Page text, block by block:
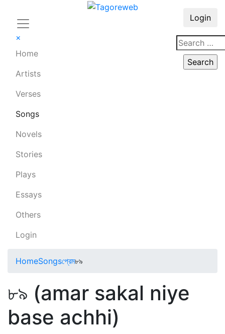
×
Home
Artists
Verses
Songs
Novels
Stories
Plays
Essays
Others
Login
Login
HomeSongsপ্রেম৮৯
৮৯ (amar sakal niye
base achhi)